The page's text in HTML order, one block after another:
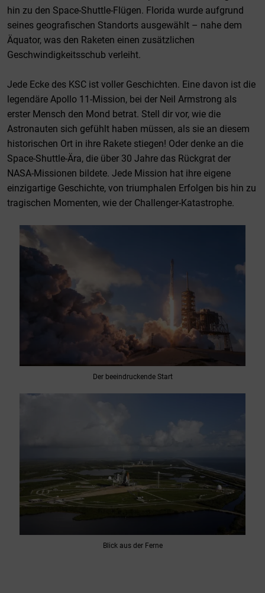
hin zu den Space-Shuttle-Flügen. Florida wurde aufgrund
seines geografischen Standorts ausgewählt – nahe dem
Äquator, was den Raketen einen zusätzlichen
Geschwindigkeitsschub verleiht.
Jede Ecke des KSC ist voller Geschichten. Eine davon ist die
legendäre Apollo 11-Mission, bei der Neil Armstrong als
erster Mensch den Mond betrat. Stell dir vor, wie die
Astronauten sich gefühlt haben müssen, als sie an diesem
historischen Ort in ihre Rakete stiegen! Oder denke an die
Space-Shuttle-Ära, die über 30 Jahre das Rückgrat der
NASA-Missionen bildete. Jede Mission hat ihre eigene
einzigartige Geschichte, von triumphalen Erfolgen bis hin zu
tragischen Momenten, wie der Challenger-Katastrophe.
Der beeindruckende Start
Blick aus der Ferne